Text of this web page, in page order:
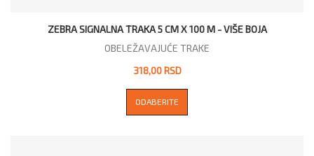
ZEBRA SIGNALNA TRAKA 5 CM X 100 M - VIŠE BOJA
OBELEŽAVAJUĆE TRAKE
318,00 RSD
ODABERITE